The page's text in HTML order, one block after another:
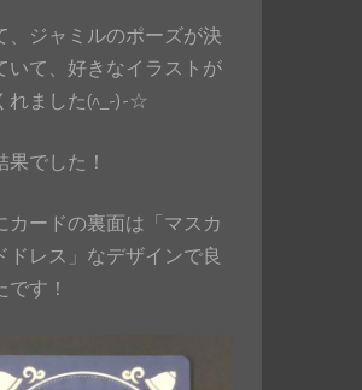
、ジャミルのポーズが決
いて、好きなイラストが
れました(^_-)-☆
果でした！
カードの裏面は「マスカ
ドレス」なデザインで良
です！